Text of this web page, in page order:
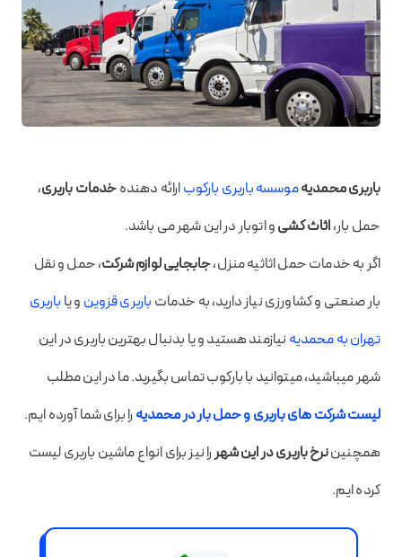
باربری محمدیهموسسه باربری بارکوبارائه دهندهخدمات باربری،
حمل بار،اثاث کشیو اتوبار در این شهر می باشد.
اگر به خدمات حمل اثاثیه منزل،جابجایی لوازم شرکت، حمل و نقل
بار صنعتی و کشاورزی نیاز دارید، به خدمات باربری قزوین و یا باربری
تهران به محمدیه نیازمند هستید و یا بدنبال بهترین باربری در این
شهر میباشید، میتوانید با بارکوب تماس بگیرید. ما در این مطلب
لیست شرکت های باربری و حمل بار در محمدیه را برای شما آورده ایم.
همچنیننرخ باربری در این شهررا نیز برای انواع ماشین باربری لیست
کرده ایم.